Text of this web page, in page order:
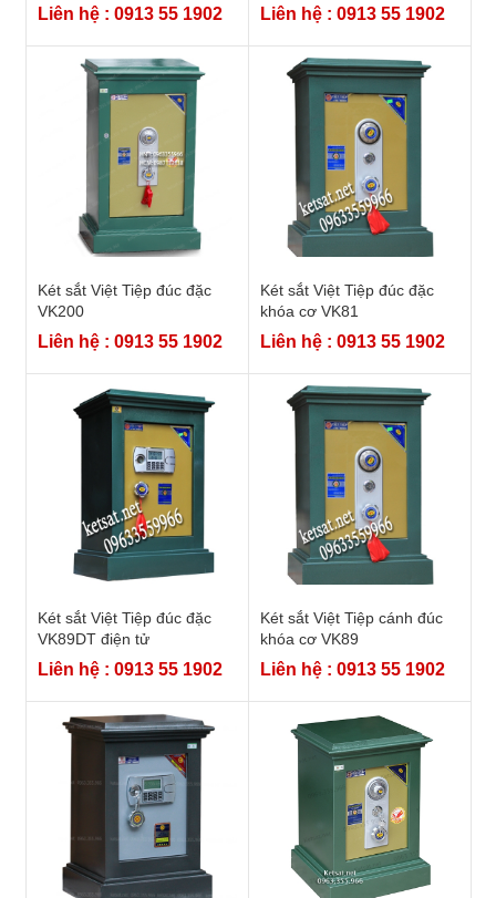
Liên hệ : 0913 55 1902 Liên hệ : 0913 55 1902
Két sắt Việt Tiệp đúc đặc
VK200
Liên hệ : 0913 55 1902
Két sắt Việt Tiệp đúc đặc
khóa cơ VK81
Liên hệ : 0913 55 1902
Két sắt Việt Tiệp đúc đặc
VK89DT điện tử
Liên hệ : 0913 55 1902
Két sắt Việt Tiệp cánh đúc
khóa cơ VK89
Liên hệ : 0913 55 1902